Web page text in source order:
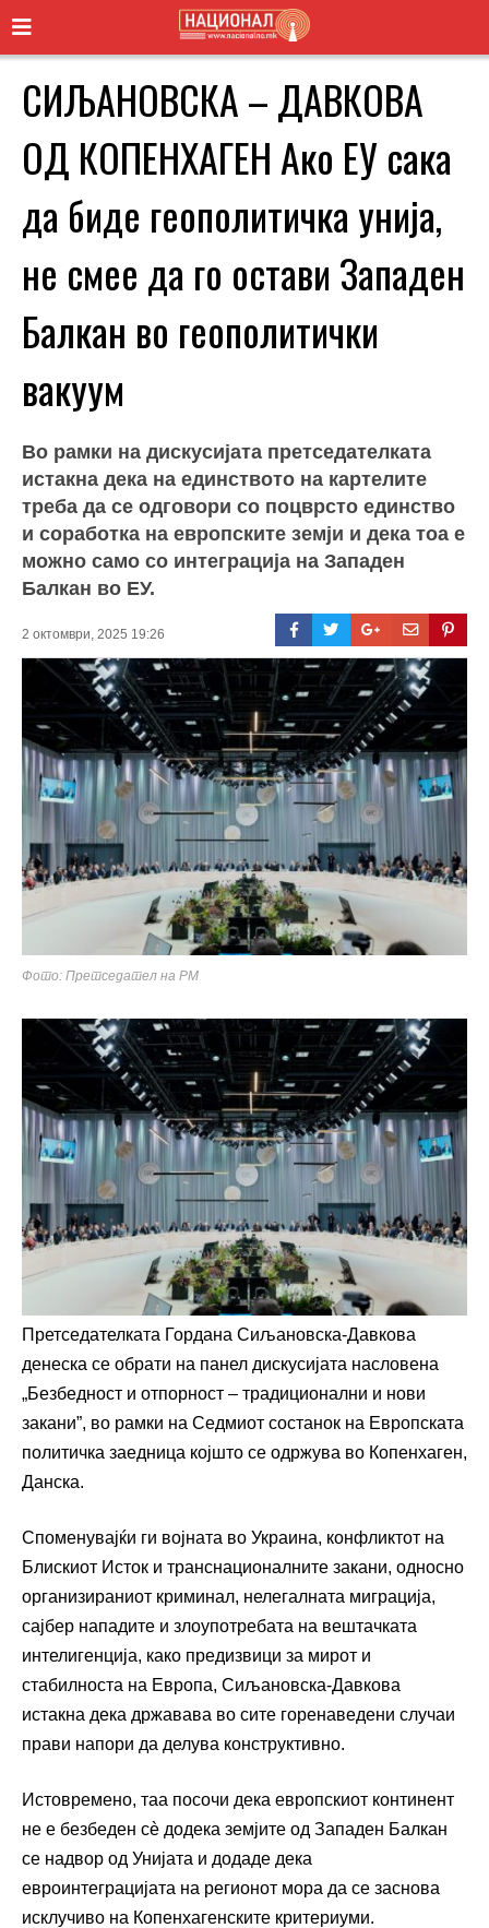
СИЉАНОВСКА – ДАВКОВА
ОД КОПЕНХАГЕН Ако ЕУ сака
да биде геополитичка унија,
не смее да го остави Западен
Балкан во геополитички
вакуум
Во рамки на дискусијата претседателката
истакна дека на единството на картелите
треба да се одговори со поцврсто единство
и соработка на европските земји и дека тоа е
можно само со интеграција на Западен
Балкан во ЕУ.
2 октомври, 2025 19:26
Фото: Претседател на РМ
Претседателката Гордана Сиљановска-Давкова
денеска се обрати на панел дискусијата насловена
„Безбедност и отпорност – традиционални и нови
закани”, во рамки на Седмиот состанок на Европската
политичка заедница којшто се одржува во Копенхаген,
Данска.
Споменувајќи ги војната во Украина, конфликтот на
Блискиот Исток и транснационалните закани, односно
организираниот криминал, нелегалната миграција,
сајбер нападите и злоупотребата на вештачката
интелигенција, како предизвици за мирот и
стабилноста на Европа, Сиљановска-Давкова
истакна дека државава во сите горенаведени случаи
прави напори да делува конструктивно.
Истовремено, таа посочи дека европскиот континент
не е безбеден сè додека земјите од Западен Балкан
се надвор од Унијата и додаде дека
евроинтеграцијата на регионот мора да се заснова
исклучиво на Копенхагенските критериуми.